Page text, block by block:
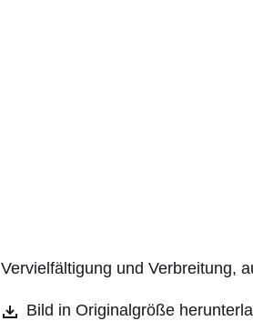
Vervielfältigung und Verbreitung,
Bild in Originalgröße